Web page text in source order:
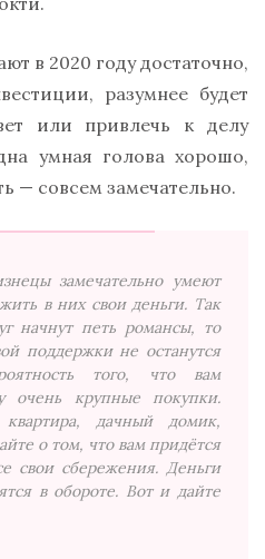
в 2020 году достаточно,
разумнее будет
или привлечь к делу
умная голова хорошо,
— совсем замечательно.
замечательно умеют
в них свои деньги. Так
начнут петь романсы, то
поддержки не останутся
того, что вам
очень крупные покупки.
дачный домик,
о том, что вам придётся
свои сбережения. Деньги
в обороте. Вот и дайте